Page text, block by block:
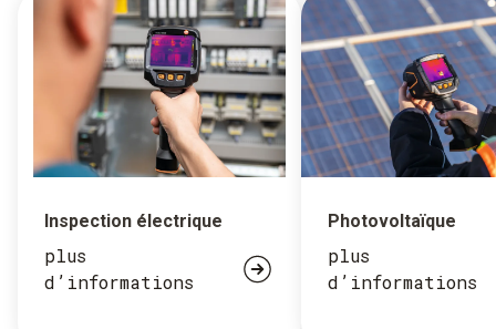
Inspection électrique
plus
d’informations
Photovoltaïque
plus
d’informations